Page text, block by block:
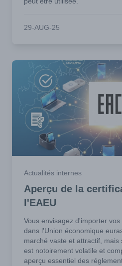
29-AUG-25
Actualités internes
Aperçu de la
l'EAEU
Vous envisagez d'importer
dans l'Union économique
marché vaste et attractif,
est notoirement volatile et
aperçu essentiel des